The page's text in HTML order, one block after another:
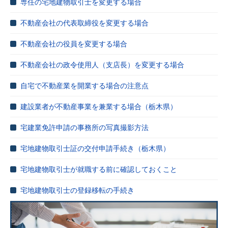
専任の宅地建物取引士を変更する場合
不動産会社の代表取締役を変更する場合
不動産会社の役員を変更する場合
不動産会社の政令使用人（支店長）を変更する場合
自宅で不動産業を開業する場合の注意点
建設業者が不動産事業を兼業する場合（栃木県）
宅建業免許申請の事務所の写真撮影方法
宅地建物取引士証の交付申請手続き（栃木県）
宅地建物取引士が就職する前に確認しておくこと
宅地建物取引士の登録移転の手続き